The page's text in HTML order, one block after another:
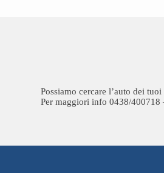
Possiamo cercare l’auto dei
Per maggiori info 0438/